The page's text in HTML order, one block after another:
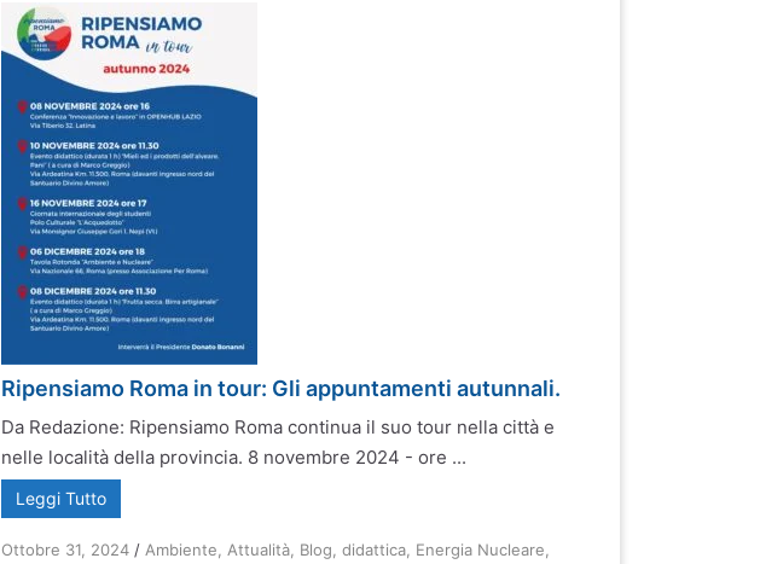
Ripensiamo Roma in tour: Gli appuntamenti autunnali.
Da Redazione: Ripensiamo Roma continua il suo tour nella città e
nelle località della provincia. 8 novembre 2024 - ore ...
Leggi Tutto
Ottobre 31, 2024 / Ambiente Attualità Blog ,didattica Energia Nucleare